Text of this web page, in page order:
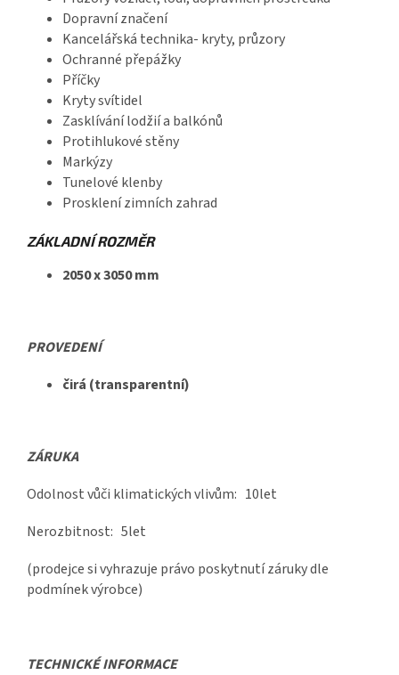
Dopravní značení
Kancelářská technika- kryty, průzory
Ochranné přepážky
Příčky
Kryty svítidel
Zasklívání lodžií a balkónů
Protihlukové stěny
Markýzy
Tunelové klenby
Prosklení zimních zahrad
ZÁKLADNÍ ROZMĚR
2050 x 3050 mm
PROVEDENÍ
čirá (transparentní)
ZÁRUKA
Odolnost vůči klimatických vlivům: 10let
Nerozbitnost: 5let
(prodejce si vyhrazuje právo poskytnutí záruky dle
podmínek výrobce)
TECHNICKÉ INFORMACE